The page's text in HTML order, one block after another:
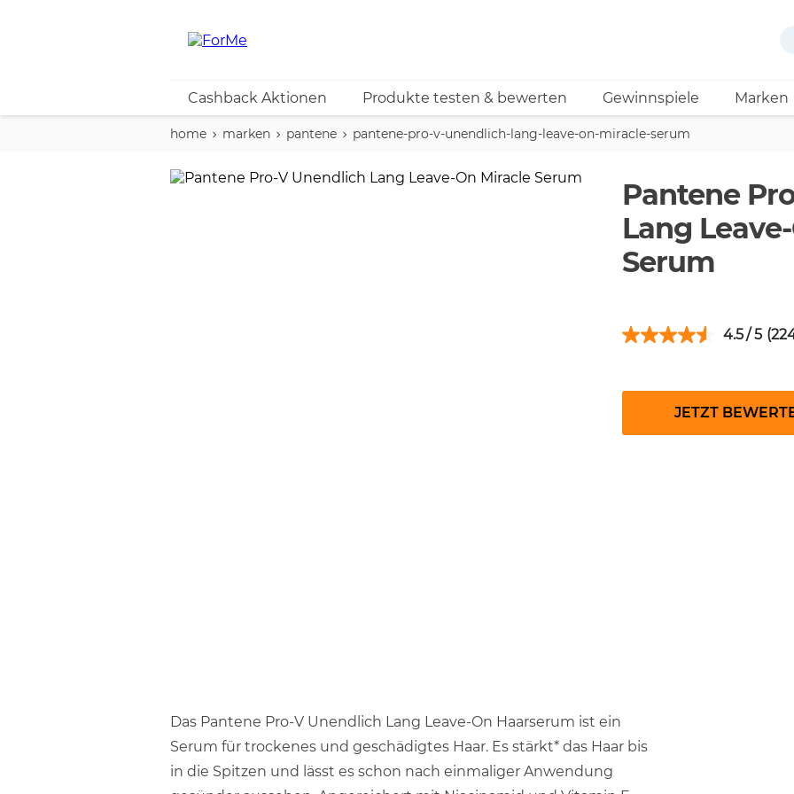
Cashback Aktionen Produkte testen & bewerten Gewinnspiele Marken
home marken pantene pantene-pro-v-unendlich-lang-leave-on-miracle-serum
Pantene
Lang
Serum
4.5
JETZT
Das Pantene Pro-V Unendlich Lang Leave-On Haarserum ist ein
Serum für trockenes und geschädigtes Haar. Es stärkt* das Haar bis
in die Spitzen und lässt es schon nach einmaliger Anwendung